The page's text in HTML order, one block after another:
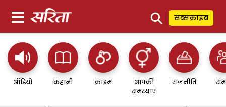
⚲ सब्सक्राइब
ऑडियो कहानी क्राइम
आपकी
समस्याएं
राजनीति